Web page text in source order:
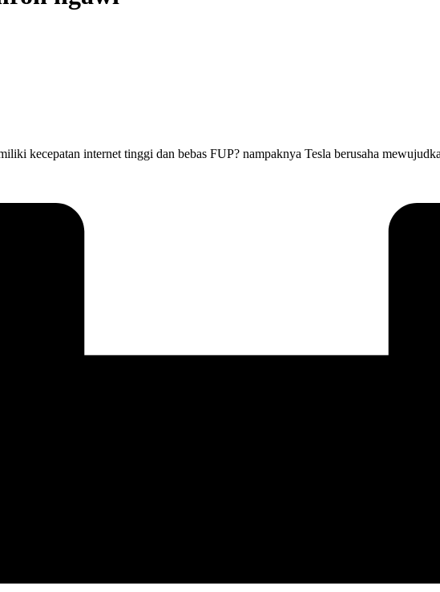
kecepatan internet tinggi dan bebas FUP? nampaknya Tesla berusaha